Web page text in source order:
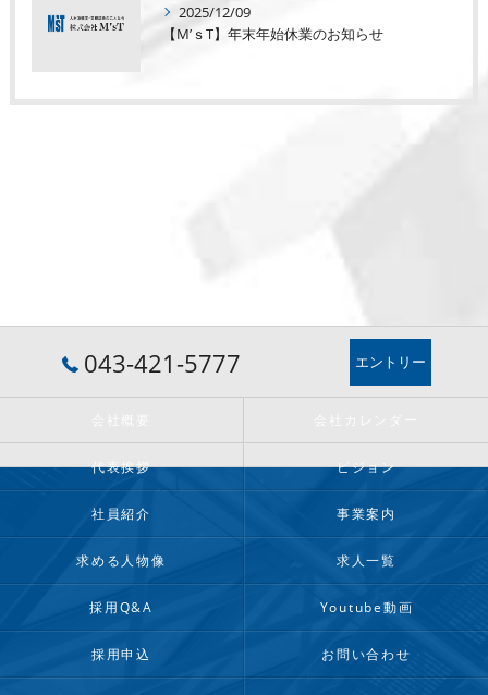
2025/12/09
【M’ｓT】年末年始休業のお知らせ
043-421-5777 エントリー
代表挨拶 ビジョン
社員紹介 事業案内
求める人物像 求人一覧
採用Q&A Youtube動画
採用申込 お問い合わせ